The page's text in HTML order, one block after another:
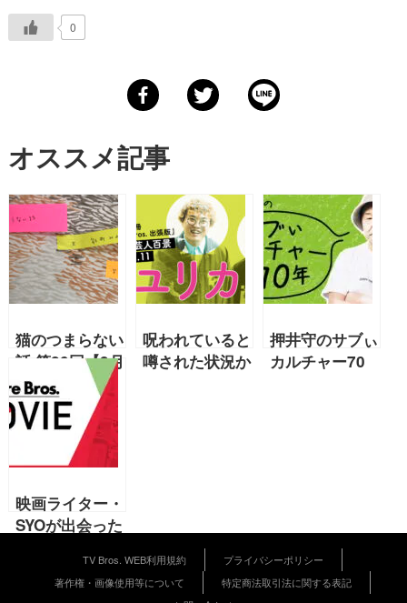
0
オススメ記事
猫のつまらない
話 第20回【3月
号 能町みね子
連載】
呪われていると
噂された状況か
押井守のサブぃ
カルチャー70
映画ライター・
SYOが出会った
するアイテムと
は？【映画好き
TV Bros. WEB利用規約
プライバシーポリシー
著作権・画像使用等について
特定商法取引法に関する表記